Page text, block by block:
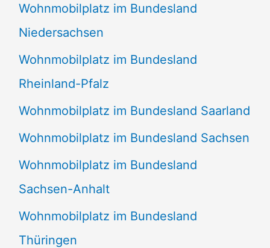
Wohnmobilplatz im Bundesland
Niedersachsen
Wohnmobilplatz im Bundesland
Rheinland-Pfalz
Wohnmobilplatz im Bundesland Saarland
Wohnmobilplatz im Bundesland Sachsen
Wohnmobilplatz im Bundesland
Sachsen-Anhalt
Wohnmobilplatz im Bundesland
Thüringen